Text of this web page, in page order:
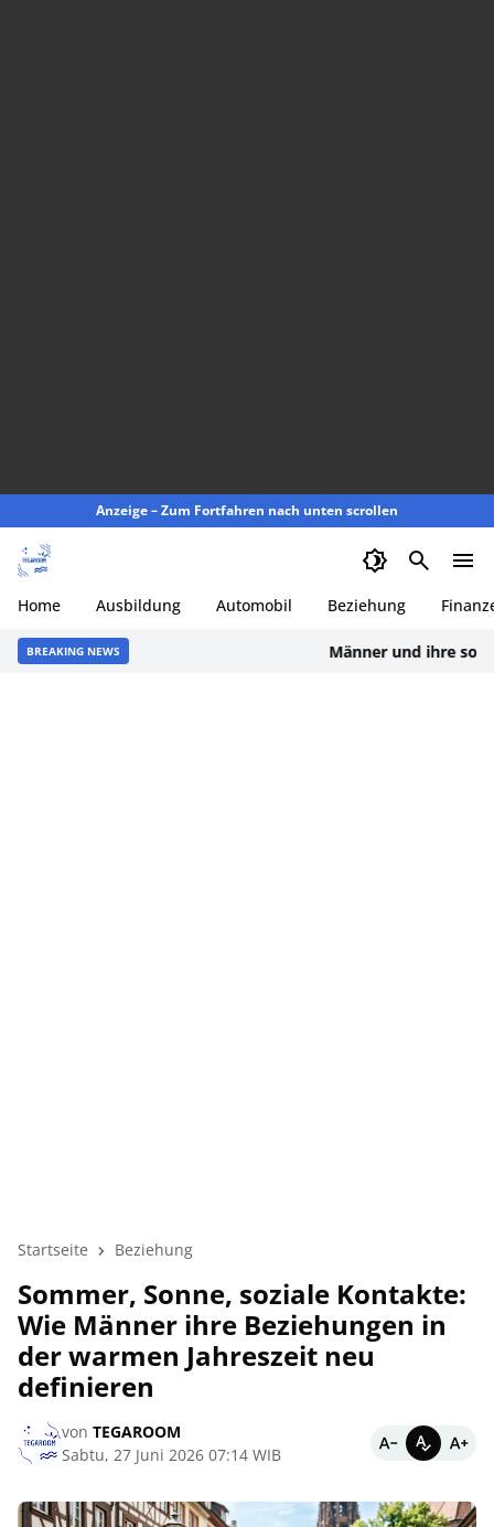
Anzeige – Zum Fortfahren nach unten scrollen
Home Ausbildung Automobil Beziehung
BREAKING NEWS Männer und ihre
Startseite Beziehung
Sommer, Sonne, soziale Kontakte:
Wie Männer ihre Beziehungen in
der warmen Jahreszeit neu
definieren
von TEGAROOM
Sabtu, 27 Juni 2026 07:14 WIB